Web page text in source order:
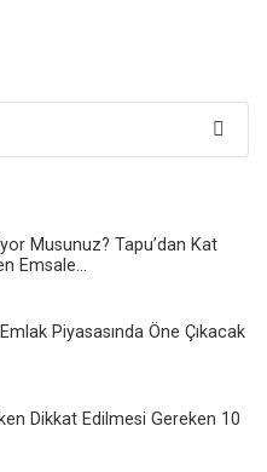
Musunuz? Tapu’dan Kat
Emsale…
Piyasasında Öne Çıkacak
Dikkat Edilmesi Gereken 10